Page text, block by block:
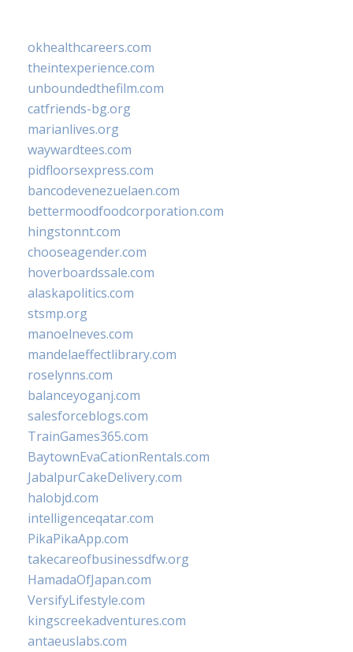
okhealthcareers.com
theintexperience.com
unboundedthefilm.com
catfriends-bg.org
marianlives.org
waywardtees.com
pidfloorsexpress.com
bancodevenezuelaen.com
bettermoodfoodcorporation.com
hingstonnt.com
chooseagender.com
hoverboardssale.com
alaskapolitics.com
stsmp.org
manoelneves.com
mandelaeffectlibrary.com
roselynns.com
balanceyoganj.com
salesforceblogs.com
TrainGames365.com
BaytownEvaCationRentals.com
JabalpurCakeDelivery.com
halobjd.com
intelligenceqatar.com
PikaPikaApp.com
takecareofbusinessdfw.org
HamadaOfJapan.com
VersifyLifestyle.com
kingscreekadventures.com
antaeuslabs.com